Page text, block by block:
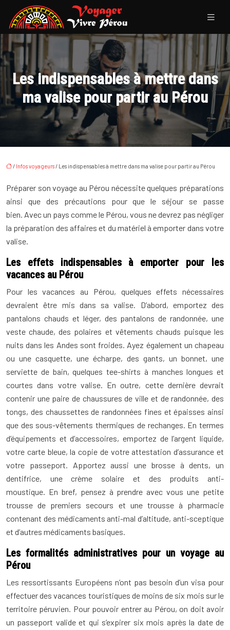
Les indispensables à mettre dans
ma valise pour partir au Pérou
/ Infos voyageurs/ Les indispensables à mettre dans ma valise pour partir au Pérou
Préparer son voyage au Pérou nécessite quelques préparations
ainsi que des précautions pour que le séjour se passe
bien. Avec un pays comme le Pérou, vous ne devrez pas négliger
la préparation des affaires et du matériel à emporter dans votre
valise.
Les effets indispensables à emporter pour les
vacances au Pérou
Pour les vacances au Pérou, quelques effets nécessaires
devraient être mis dans sa valise. D’abord, emportez des
pantalons chauds et léger, des pantalons de randonnée, une
veste chaude, des polaires et vêtements chauds puisque les
nuits dans les Andes sont froides. Ayez également un chapeau
ou une casquette, une écharpe, des gants, un bonnet, une
serviette de bain, quelques tee-shirts à manches longues et
courtes dans votre valise. En outre, cette dernière devrait
contenir une paire de chaussures de ville et de randonnée, des
tongs, des chaussettes de randonnées fines et épaisses ainsi
que des sous-vêtements thermiques de rechanges. En termes
d’équipements et d’accessoires, emportez de l’argent liquide,
votre carte bleue, la copie de votre attestation d’assurance et
votre passeport. Apportez aussi une brosse à dents, un
dentifrice, une crème solaire et des produits anti-
moustique. En bref, pensez à prendre avec vous une petite
trousse de premiers secours et une trousse à pharmacie
contenant des médicaments anti-mal d’altitude, anti-sceptique
et d’autres médicaments basiques.
Les formalités administratives pour un voyage au
Pérou
Les ressortissants Européens n’ont pas besoin d’un visa pour
effectuer des vacances touristiques de moins de six mois sur le
territoire péruvien. Pour pouvoir entrer au Pérou, on doit avoir
un passeport valide et qui s’expirer six mois après la date de